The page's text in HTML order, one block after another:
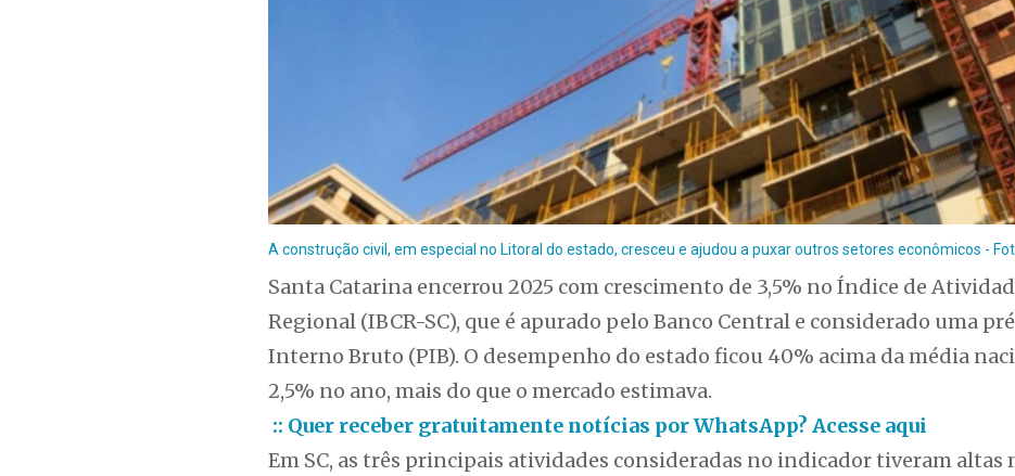
A construção civil, em especial no Litoral do estado, cresceu e ajudou a puxar outros setores econômicos -
Santa Catarina encerrou 2025 com crescimento de 3,5% no Índice de
Regional (IBCR-SC), que é apurado pelo Banco Central e considerado uma
Interno Bruto (PIB). O desempenho do estado ficou 40% acima da média
2,5% no ano, mais do que o mercado estimava.
:: Quer receber gratuitamente notícias por WhatsApp? Acesse aqui
Em SC, as três principais atividades consideradas no indicador tiveram altas